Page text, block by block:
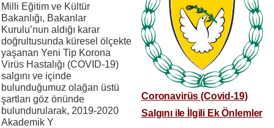
Milli Eğitim ve Kültür
Bakanlığı, Bakanlar
Kurulu’nun aldığı karar
doğrultusunda küresel ölçekte
yaşanan Yeni Tip Korona
Virüs Hastalığı (COVID-19)
salgını ve içinde
bulunduğumuz olağan üstü
şartları göz önünde
bulundurularak, 2019-2020
Akademik Y
Coronavirüs (Covid-19)
Salgını ile İlgili Ek Önlemler